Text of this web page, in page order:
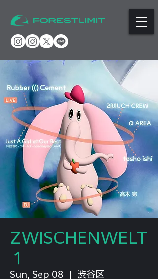
ZWISCHENWELT
１
Sun, Sep 08 渋谷区